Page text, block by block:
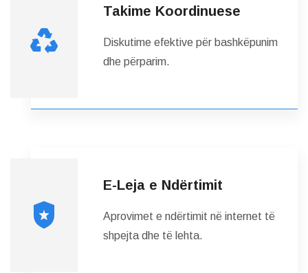
Takime Koordinuese
Diskutime efektive për bashkëpunim
dhe përparim.
E-Leja e Ndërtimit
Aprovimet e ndërtimit në internet të
shpejta dhe të lehta.